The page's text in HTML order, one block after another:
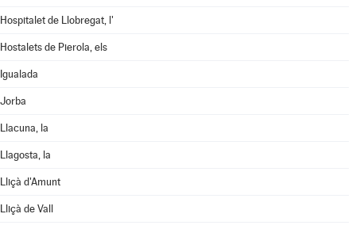
Hospitalet de Llobregat, l'
Hostalets de Pierola, els
Igualada
Jorba
Llacuna, la
Llagosta, la
Lliçà d'Amunt
Lliçà de Vall